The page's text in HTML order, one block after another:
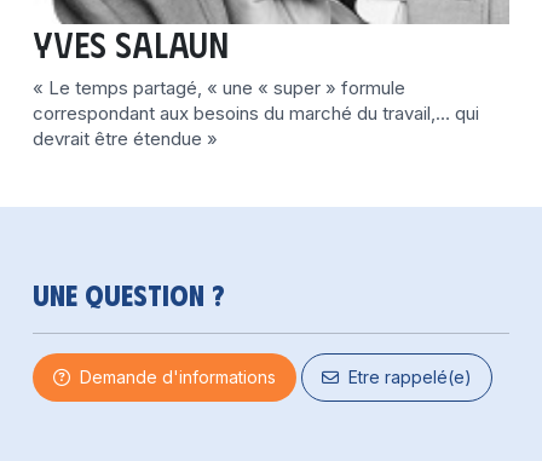
Yves SALAUN
« Le temps partagé, « une « super » formule
correspondant aux besoins du marché du travail,… qui
devrait être étendue »
Une question ?
Demande d'informations Etre rappelé(e)